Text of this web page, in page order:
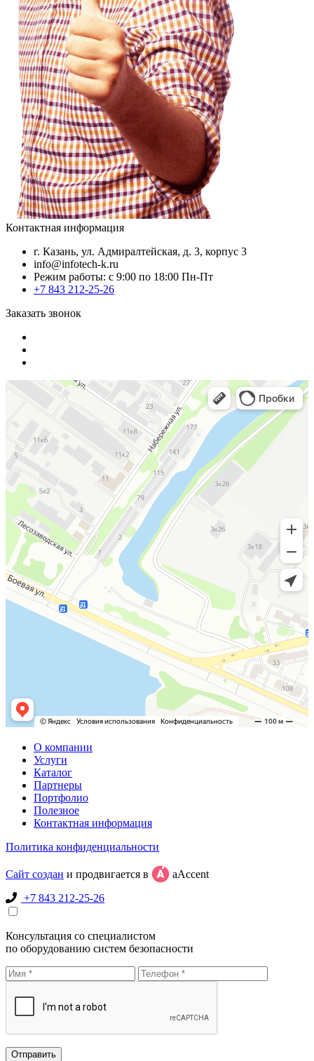
Контактная информация
г. Казань, ул. Адмиралтейская, д. 3, корпус 3
info@infotech-k.ru
Режим работы: с 9:00 по 18:00 Пн-Пт
+7 843 212-25-26
Заказать звонок
О компании
Услуги
Каталог
Партнеры
Портфолио
Полезное
Контактная информация
Политика конфиденциальности
Сайт создан и продвигается в
aAccent
+7 843 212-25-26
Консультация со специалистом
по оборудованию систем безопасности